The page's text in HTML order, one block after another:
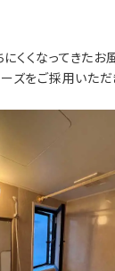
くくなってきたお
をご採用いただ